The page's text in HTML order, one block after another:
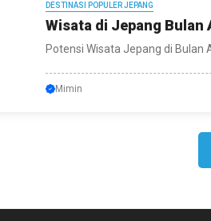
DESTINASI POPULER JEPANG
Wisata di Jepang Bulan
Potensi Wisata Jepang di Bulan
Mimin